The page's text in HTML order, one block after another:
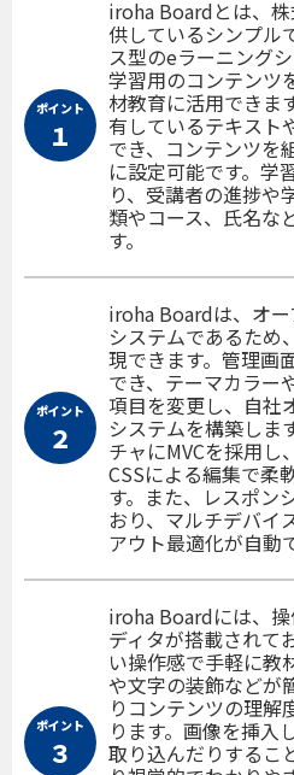
ポイント
１
iroha Boardとは、
供しているシンプル
ス型のeラーニング
学習用のコンテンツ
材教育に活用できま
有しているテキスト
でき、コンテンツを
に設定可能です。学
り、受講者の進捗や
類やコース、氏名な
す。
ポイント
２
iroha Boardは、オ
システムであるため
現できます。管理画
でき、テーマカラー
項目を変更し、自社
システムを構築しま
チャにMVCを採用し
CSSによる編集で柔
す。また、レスポン
おり、マルチデバイ
アウト最適化が自動
ポイント
３
iroha Boardには、
ディタが搭載されて
い操作感で手軽に教
や文字の装飾などが
りコンテンツの理解
ります。画像を挿入
取り込んだりするこ